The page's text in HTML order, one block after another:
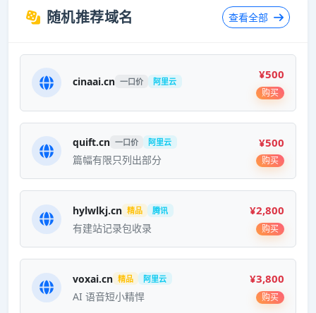
随机推荐域名 查看全部
cinaai.cn 一口价 阿里云
¥500
购买
quift.cn 一口价 阿里云
篇幅有限只列出部分
¥500
购买
hylwlkj.cn 精品 腾讯
有建站记录包收录
¥2,800
购买
voxai.cn 精品 阿里云
AI 语音短小精悍
¥3,800
购买